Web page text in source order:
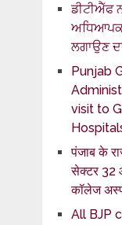
ਡੀਟੀਐੱਫ
ਲਗਾਉਣ
Punjab
visit to
पंजाब के
सेक्टर 32
कॉलेज
All BJP